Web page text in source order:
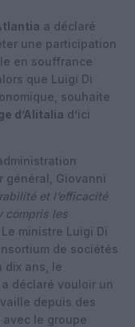
a déclaré
une participation
en souffrance
que Luigi Di
souhaite
d’Alitalia d’ici
général, Giovanni
et l’efficacité
compris les
Le ministre Luigi Di
de sociétés
dix ans, le
déclaré vouloir un
depuis des
le groupe